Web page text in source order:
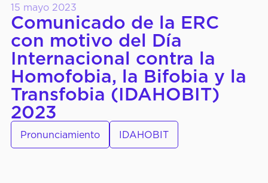
Objetivos Estratégicos
Órganos de Gobierno
QUÉ
HACEMOS
Grupos de Trabajo
Temático
Nuestros Miembros
15 mayo 2023
Comunicado de la ERC
con motivo del Día
Internacional contra la
Homofobia, la Bifobia y la
Transfobia (IDAHOBIT)
2023
Pronunciamiento IDAHOBIT